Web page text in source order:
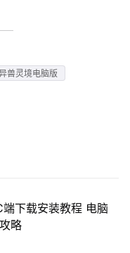
兽灵境电脑版
下载安装教程 电脑
略